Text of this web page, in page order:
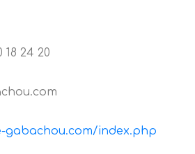
18 24 20
gabachou.com/index.php